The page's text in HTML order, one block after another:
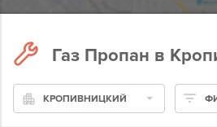
Газ Пропан в
КРОПИВНИЦКИЙ